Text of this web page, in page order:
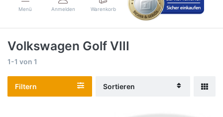
Menü Anmelden Warenkorb
Volkswagen Golf VIII
1-1 von 1
Filtern Sortieren